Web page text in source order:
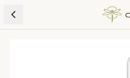
Skip to content